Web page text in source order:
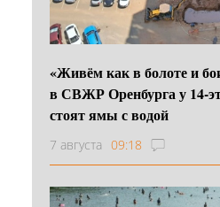
«Живём как в болоте и
в СВЖР Оренбурга у 14-
стоят ямы с водой
7 августа 09:18